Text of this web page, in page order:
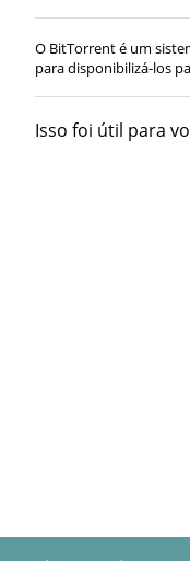
O BitTorrent é um
para disponibilizá-los
Isso foi útil para